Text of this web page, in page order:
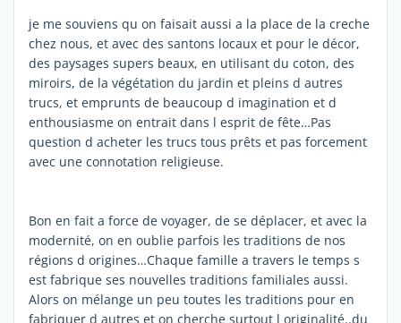
je me souviens qu on faisait aussi a la place de la creche
chez nous, et avec des santons locaux et pour le décor,
des paysages supers beaux, en utilisant du coton, des
miroirs, de la végétation du jardin et pleins d autres
trucs, et emprunts de beaucoup d imagination et d
enthousiasme on entrait dans l esprit de fête…Pas
question d acheter les trucs tous prêts et pas forcement
avec une connotation religieuse.
Bon en fait a force de voyager, de se déplacer, et avec la
modernité, on en oublie parfois les traditions de nos
régions d origines…Chaque famille a travers le temps s
est fabrique ses nouvelles traditions familiales aussi.
Alors on mélange un peu toutes les traditions pour en
fabriquer d autres et on cherche surtout l originalité..du